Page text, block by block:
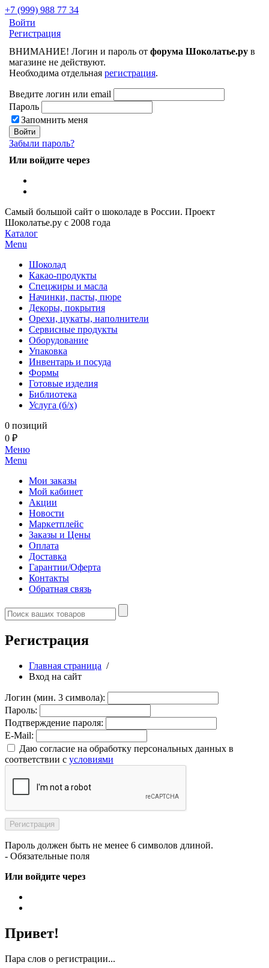
+7 (999) 988 77 34
Войти
Регистрация
ВНИМАНИЕ! Логин и пароль от форума Шоколатье.ру в
магазине не действуют.
Необходима отдельная регистрация.
Введите логин или email
Пароль
Запомнить меня
Забыли пароль?
Или войдите через
Самый большой сайт о шоколаде в России. Проект
Шоколатье.ру с 2008 года
Каталог
Menu
Шоколад
Какао-продукты
Спецжиры и масла
Начинки, пасты, пюре
Декоры, покрытия
Орехи, цукаты, наполнители
Сервисные продукты
Оборудование
Упаковка
Инвентарь и посуда
Формы
Готовые изделия
Библиотека
Услуга (б/х)
0 позиций
0 ₽
Меню
Menu
Мои заказы
Мой кабинет
Акции
Новости
Маркетплейс
Заказы и Цены
Оплата
Доставка
Гарантии/Оферта
Контакты
Обратная связь
Регистрация
Главная страница /
Вход на сайт
Логин (мин. 3 символа):
Пароль:
Подтверждение пароля:
E-Mail:
Даю согласие на обработку персональных данных в
соответствии с условиями
Пароль должен быть не менее 6 символов длиной.
- Обязательные поля
Или войдите через
Привет!
Пара слов о регистрации...